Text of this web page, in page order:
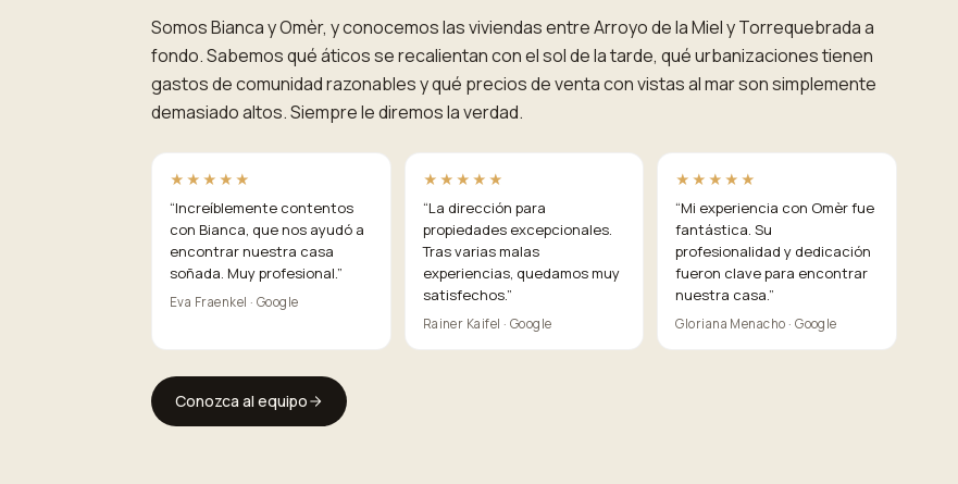
Somos Bianca y Omèr, y conocemos las viviendas entre Arroyo de la Miel y Torrequebrada a
fondo. Sabemos qué áticos se recalientan con el sol de la tarde, qué urbanizaciones tienen
gastos de comunidad razonables y qué precios de venta con vistas al mar son simplemente
demasiado altos. Siempre le diremos la verdad.
★★★★★
“Increíblemente contentos
con Bianca, que nos ayudó a
encontrar nuestra casa
soñada. Muy profesional. ”
Eva Fraenkel · Google
★★★★★
“La dirección para
propiedades excepcionales.
Tras varias malas
experiencias, quedamos muy
satisfechos.”
Rainer Kaifel · Google
★★★★★
“Mi experiencia con Omèr fue
fantástica. Su
profesionalidad y dedicación
fueron clave para encontrar
nuestra casa. ”
Gloriana Menacho · Google
Conozca al equipo